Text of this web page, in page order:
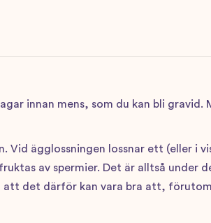
innan mens, som du kan bli
Vid ägglossningen lossnar ett (eller i
av spermier. Det är alltså under
det därför kan vara bra att,